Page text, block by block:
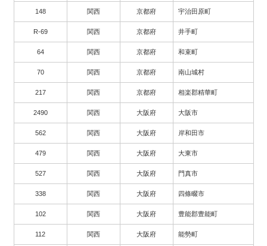
148 関西 京都府 宇治田原町
R-69 関西 京都府 井手町
64 関西 京都府 和束町
70 関西 京都府 南山城村
217 関西 京都府 相楽郡精華町
2490 関西 大阪府 大阪市
562 関西 大阪府 岸和田市
479 関西 大阪府 大東市
527 関西 大阪府 門真市
338 関西 大阪府 四條畷市
102 関西 大阪府 豊能郡豊能町
112 関西 大阪府 能勢町